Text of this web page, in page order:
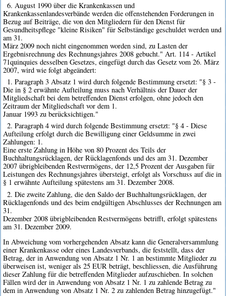
6. August 1990 über die Krankenkassen und
Krankenkassenlandesverbände werden die offenstehenden Forderungen in
Bezug auf Beiträge, die von den Mitgliedern für den Dienst für
Gesundheitspflege "kleine Risiken" für Selbständige geschuldet werden und
am 31.
März 2009 noch nicht eingenommen worden sind, zu Lasten der
Ergebnisrechnung des Rechnungsjahres 2008 gebucht." Art. 114 - Artikel
71quinquies desselben Gesetzes, eingefügt durch das Gesetz vom 26. März
2007, wird wie folgt abgeändert:
1. Paragraph 3 Absatz 1 wird durch folgende Bestimmung ersetzt: "§ 3 -
Die in § 2 erwähnte Aufteilung muss nach Verhältnis der Dauer der
Mitgliedschaft bei dem betreffenden Dienst erfolgen, ohne jedoch den
Zeitraum der Mitgliedschaft vor dem 1.
Januar 1993 zu berücksichtigen."
2. Paragraph 4 wird durch folgende Bestimmung ersetzt: "§ 4 - Diese
Aufteilung erfolgt durch die Bewilligung einer Geldsumme in zwei
Zahlungen: 1.
Eine erste Zahlung in Höhe von 80 Prozent des Teils der
Buchhaltungsrücklagen, der Rücklagenfonds und des am 31. Dezember
2007 übrigbleibenden Restvermögens, der 12,5 Prozent der Ausgaben für
Leistungen des Rechnungsjahres übersteigt, erfolgt als Vorschuss auf die in
§ 1 erwähnte Aufteilung spätestens am 31. Dezember 2008.
2. Die zweite Zahlung, die den Saldo der Buchhaltungsrücklagen, der
Rücklagenfonds und des beim endgültigen Abschlusses der Rechnungen am
31.
Dezember 2008 übrigbleibenden Restvermögens betrifft, erfolgt spätestens
am 31. Dezember 2009.
In Abweichung vom vorhergehenden Absatz kann die Generalversammlung
einer Krankenkasse oder eines Landesverbands, die feststellt, dass der
Betrag, der in Anwendung von Absatz 1 Nr. 1 an bestimmte Mitglieder zu
überweisen ist, weniger als 25 EUR beträgt, beschliessen, die Ausführung
dieser Zahlung für die betreffenden Mitglieder aufzuschieben. In solchen
Fällen wird der in Anwendung von Absatz 1 Nr. 1 zu zahlende Betrag zu
dem in Anwendung von Absatz 1 Nr. 2 zu zahlenden Betrag hinzugefügt."